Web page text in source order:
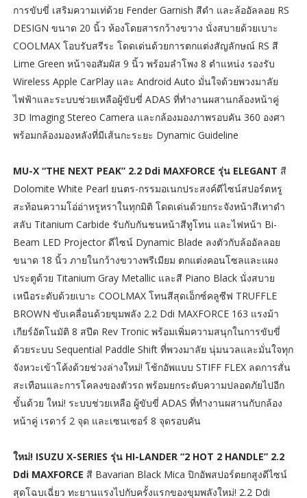
การขับขี่ เสริมความเท่ด้วย Fender Garnish สีดำ และล้ออัลลอย RS
DESIGN ขนาด 20 นิ้ว ห้องโดยสารกว้างขวาง นั่งสบายด้วยเบาะ
COOLMAX โอบรับสรีระ โดดเด่นด้วยการตกแต่งสัญลักษณ์ RS สี
Lime Green หน้าจอสัมผัส 9 นิ้ว พร้อมลำโพง 8 ตำแหน่ง รองรับ
Wireless Apple CarPlay และ Android Auto มั่นใจด้วยพวงมาลัย
ไฟฟ้าและระบบช่วยเหลือผู้ขับขี่ ADAS ที่ทำงานผสานกล้องหน้าคู่
3D Imaging Stereo Camera และกล้องมองภาพรอบคัน 360 องศา
พร้อมกล้องมองหลังที่มีเส้นกะระยะ Dynamic Guideline
MU-X “THE NEXT PEAK” 2.2 Ddi MAXFORCE รุ่น ELEGANT สี
Dolomite White Pearl ยนตร-กรรมอเนกประสงค์ดีไซน์สปอร์ตหรู
สะท้อนความโอ่อ่าหรูหราในทุกมิติ โดดเด่นด้วยกระจังหน้าสีเทาดำ
สลับ Titanium Carbide รับกับกันชนหน้าสีทูโทน และไฟหน้า Bi-
Beam LED Projector ดีไซน์ Dynamic Blade ลงตัวกับล้ออัลลอย
ขนาด 18 นิ้ว ภายในกว้างขวางพรีเมียม ตกแต่งคอนโซลและแผง
ประตูด้วย Titanium Gray Metallic และสี Piano Black นั่งสบาย
เหนือระดับด้วยเบาะ COOLMAX โทนสีสุดเอ็กซ์คลูซีฟ TRUFFLE
BROWN ขับเคลื่อนด้วยขุมพลัง 2.2 Ddi MAXFORCE 163 แรงม้า
เกียร์อัตโนมัติ 8 สปีด Rev Tronic พร้อมเพิ่มความสนุกในการขับขี่
ด้วยระบบ Sequential Paddle Shift ที่พวงมาลัย นุ่มนวลและมั่นใจทุก
จังหวะเข้าโค้งด้วยช่วงล่างใหม่! โช้กอัพแบบ STIFF FLEX ลดการสั่น
สะเทือนและการโคลงของตัวรถ พร้อมยกระดับความปลอดภัยไปอีก
ขั้นด้วย ใหม่! ระบบช่วยเหลือ ผู้ขับขี่ ADAS ที่ทำงานผสานกับกล้อง
หน้าคู่ เรดาร์ 2 จุด และเซนเซอร์ 8 จุดรอบคัน
ใหม่! ISUZU X-SERIES รุ่น HI-LANDER “2 HOT 2 HANDLE” 2.2
Ddi MAXFORCE สี Bavarian Black Mica ปิกอัพสปอร์ตยกสูงดีไซน์
สุดโฉบเฉี่ยว ทะยานแรงไปกับครั้งแรกของขุมพลังใหม่! 2.2 Ddi